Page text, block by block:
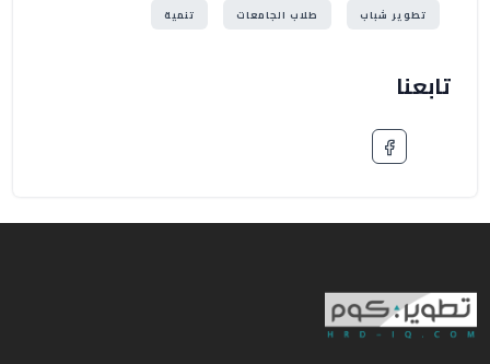
تطوير شباب طلاب الجامعات تنمية
تابعنا